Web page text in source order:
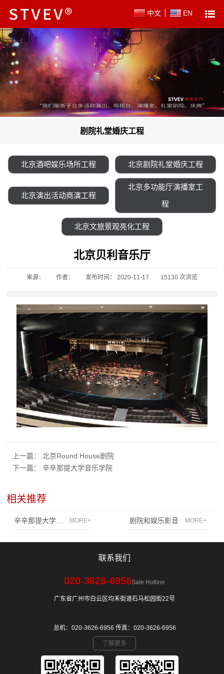
中文 EN
剧院礼堂婚庆工程
北京酒吧娱乐场所工程 北京剧院礼堂婚庆工程
北京演出活动商演工程
北京多功能厅演播室工
程
北京文旅景观亮化工程
北京贝利音乐厅
来源： 作者： 发布时间： 2020-11-17 15130 次浏览
上一篇： 北京Round House剧院
下一篇：辛辛那提大学音乐学院
相关推荐
MORE+
辛辛那提大学音乐学院 MORE+
剧院和娱乐影音
联系我们
020-3626-6956Sale Hotline
广东省广州市白云区均禾街道石马松园街22号
总机：020-3626-6956 传真：020-3626-6956
了解更多